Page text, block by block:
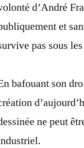
d’André
et
pas sous
bafouant son
ne peut